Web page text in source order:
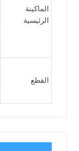
الماكينة
الرئيسية
القطع